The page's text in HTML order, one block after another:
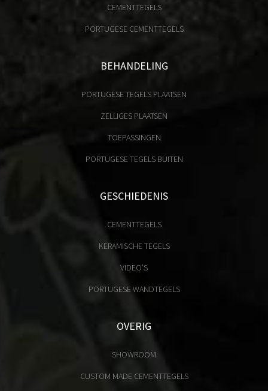
CEMENTTEGELS
PORTUGESE CEMENTTEGELS
BEHANDELING
PORTUGESE TEGELS PLAATSEN
ZELLIGES PLAATSEN
TOEPASSINGEN
PORTUGESE TEGELS BUITEN
GESCHIEDENIS
CEMENTTEGELS
KERAMISCHE TEGELS
VIDEO'S
PORTUGESE WANDTEGELS
OVERIG
SHOWROOM
CUSTOM MADE CEMENTTEGELS